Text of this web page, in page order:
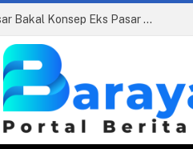
Siapkan Beauty Contest, Perumda Pasar Bakal Konsep Eks Pasar Bogor Jadi Kawasan Terpadu